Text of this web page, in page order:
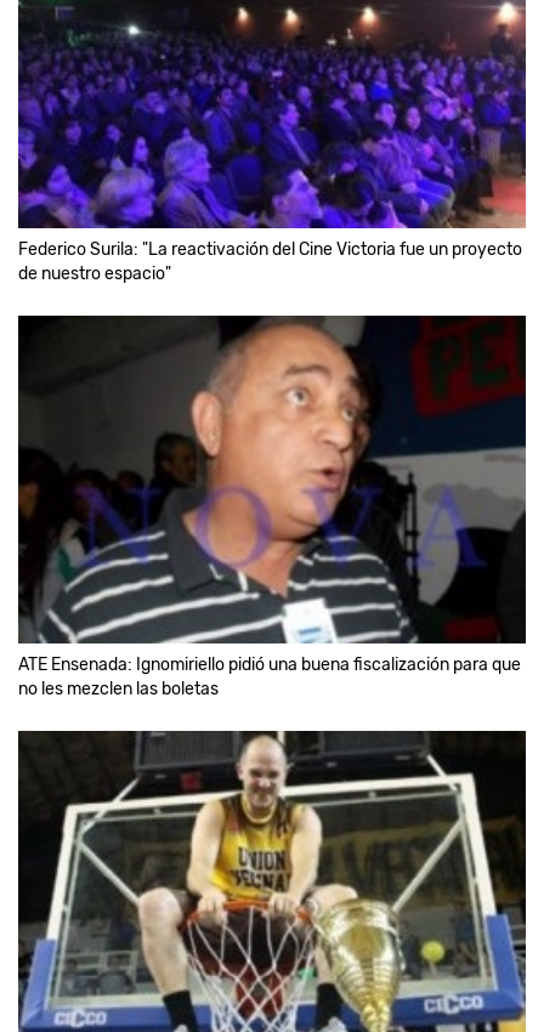
Federico Surila: "La reactivación del Cine Victoria fue un proyecto
de nuestro espacio"
ATE Ensenada: Ignomiriello pidió una buena fiscalización para que
no les mezclen las boletas